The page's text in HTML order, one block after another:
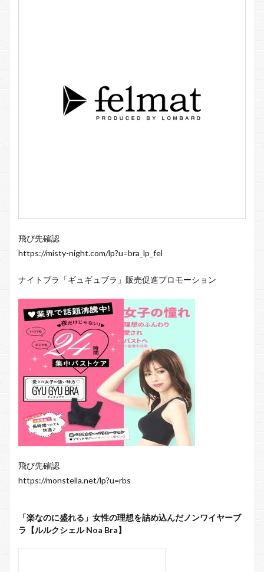
飛び先確認
https://misty-night.com/lp?u=bra_lp_fel
ナイトブラ「ギュギュブラ」販売促進プロモーション
飛び先確認
https://monstella.net/lp?u=rbs
「楽なのに盛れる」女性の理想を詰め込んだノンワイヤーブ
ラ【ルルクシェル Noa Bra】